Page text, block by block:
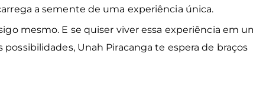
a semente de uma experiência única.
mesmo. E se quiser viver essa experiência em
Unah Piracanga te espera de braços